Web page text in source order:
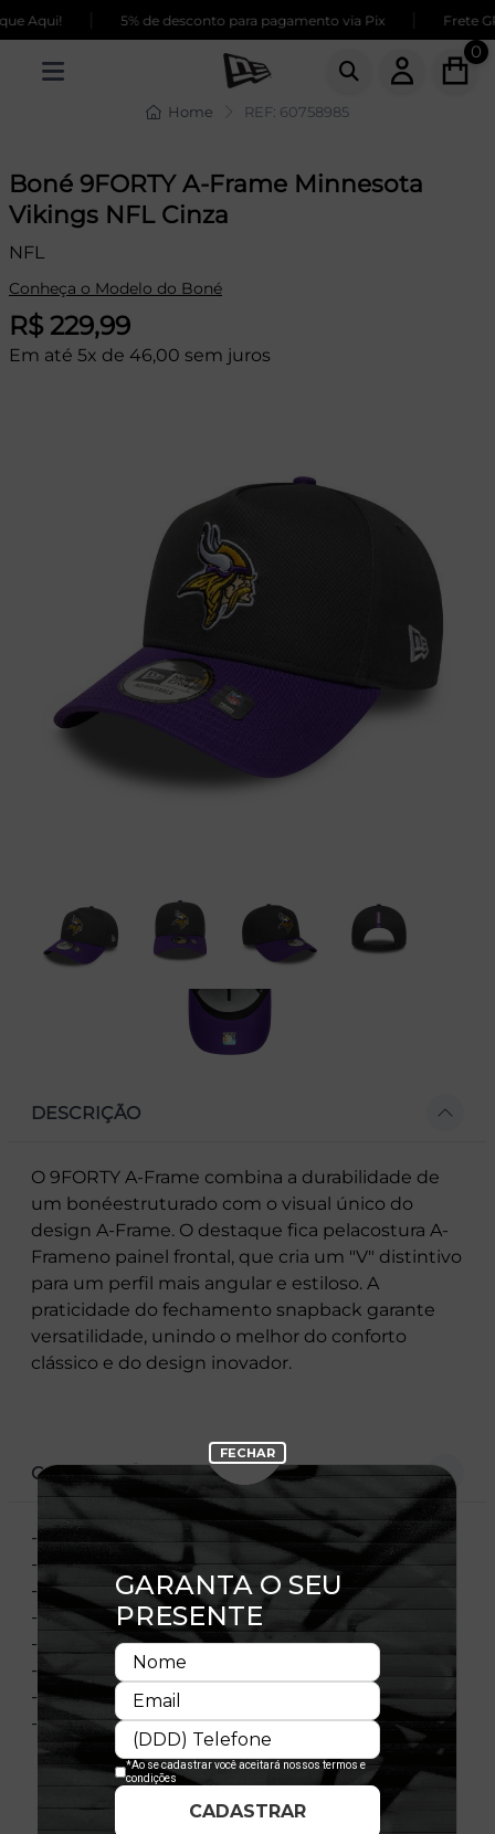
Aqui! 5% de desconto para pagamento via Pix Frete
0
Home REF: 60758985
Boné 9FORTY A-Frame Minnesota
Vikings NFL Cinza
NFL
Conheça o Modelo do Boné
R$ 229,99
Em até 5x de 46,00 sem juros
DESCRIÇÃO
O 9FORTY A-Frame combina a durabilidade de
um bonéestruturado com o visual único do
design A-Frame. O destaque fica pelacostura A-
Frameno painel frontal, que cria um "V" distintivo
para um perfil mais angular e estiloso. A
praticidade do fechamento snapback garante
versatilidade, unindo o melhor do conforto
clássico e do design inovador.
CARACTERÍSTICAS
- Modelo Ajustável
- Aba curva
- Copa frontal estruturada
- Painel frontal único
- Flag bordada no lado esquerdo
- Importado
- Licença Oficial
- Composição:100% Poliéster